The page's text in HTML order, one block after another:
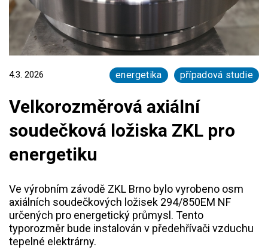
4.3. 2026 energetika případová studie
Velkorozměrová axiální
soudečková ložiska ZKL pro
energetiku
Ve výrobním závodě ZKL Brno bylo vyrobeno osm
axiálních soudečkových ložisek 294/850EM NF
určených pro energetický průmysl. Tento
typorozměr bude instalován v předehřívači vzduchu
tepelné elektrárny.